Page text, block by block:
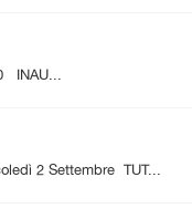
INAU...
2 Settembre TUT...